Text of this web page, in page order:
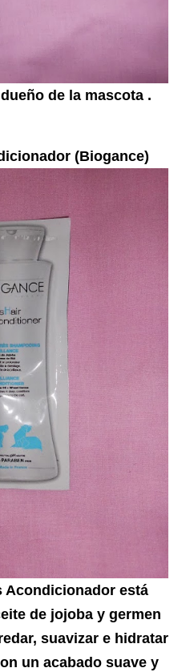
de la mascota .
(Biogance)
Acondicionador está
de jojoba y germen
suavizar e hidratar
un acabado suave y